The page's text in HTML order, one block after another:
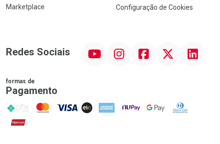
Marketplace
Configuração de Cookies
Redes Sociais InstagramFacebook Linkedin
formas de
Pagamento
PIX MasterCard
VISA ELO AMEX NuPay Google PayDiners Club
Hipercard